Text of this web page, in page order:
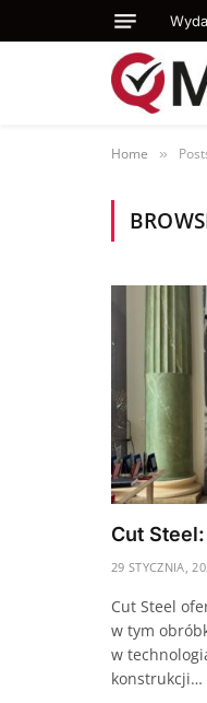
Home »
Cut
29 STYCZNIA,
Cut Steel
w tym
w
konstrukcji…